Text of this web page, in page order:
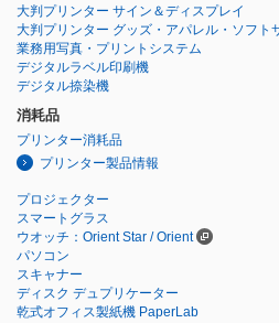
大判プリンター サイン＆ディスプレイ
大判プリンター グッズ・アパレル・ソフト
業務用写真・プリントシステム
デジタルラベル印刷機
デジタル捺染機
消耗品
プリンター消耗品
プリンター製品情報
プロジェクター
スマートグラス
ウオッチ：Orient Star / Orient
パソコン
スキャナー
ディスク デュプリケーター
乾式オフィス製紙機 PaperLab